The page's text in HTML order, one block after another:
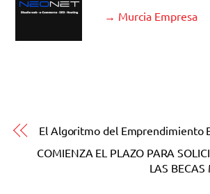
→ Murcia Empresa
El Algoritmo del Emprendimiento
COMIENZA EL PLAZO PARA
LAS BECAS